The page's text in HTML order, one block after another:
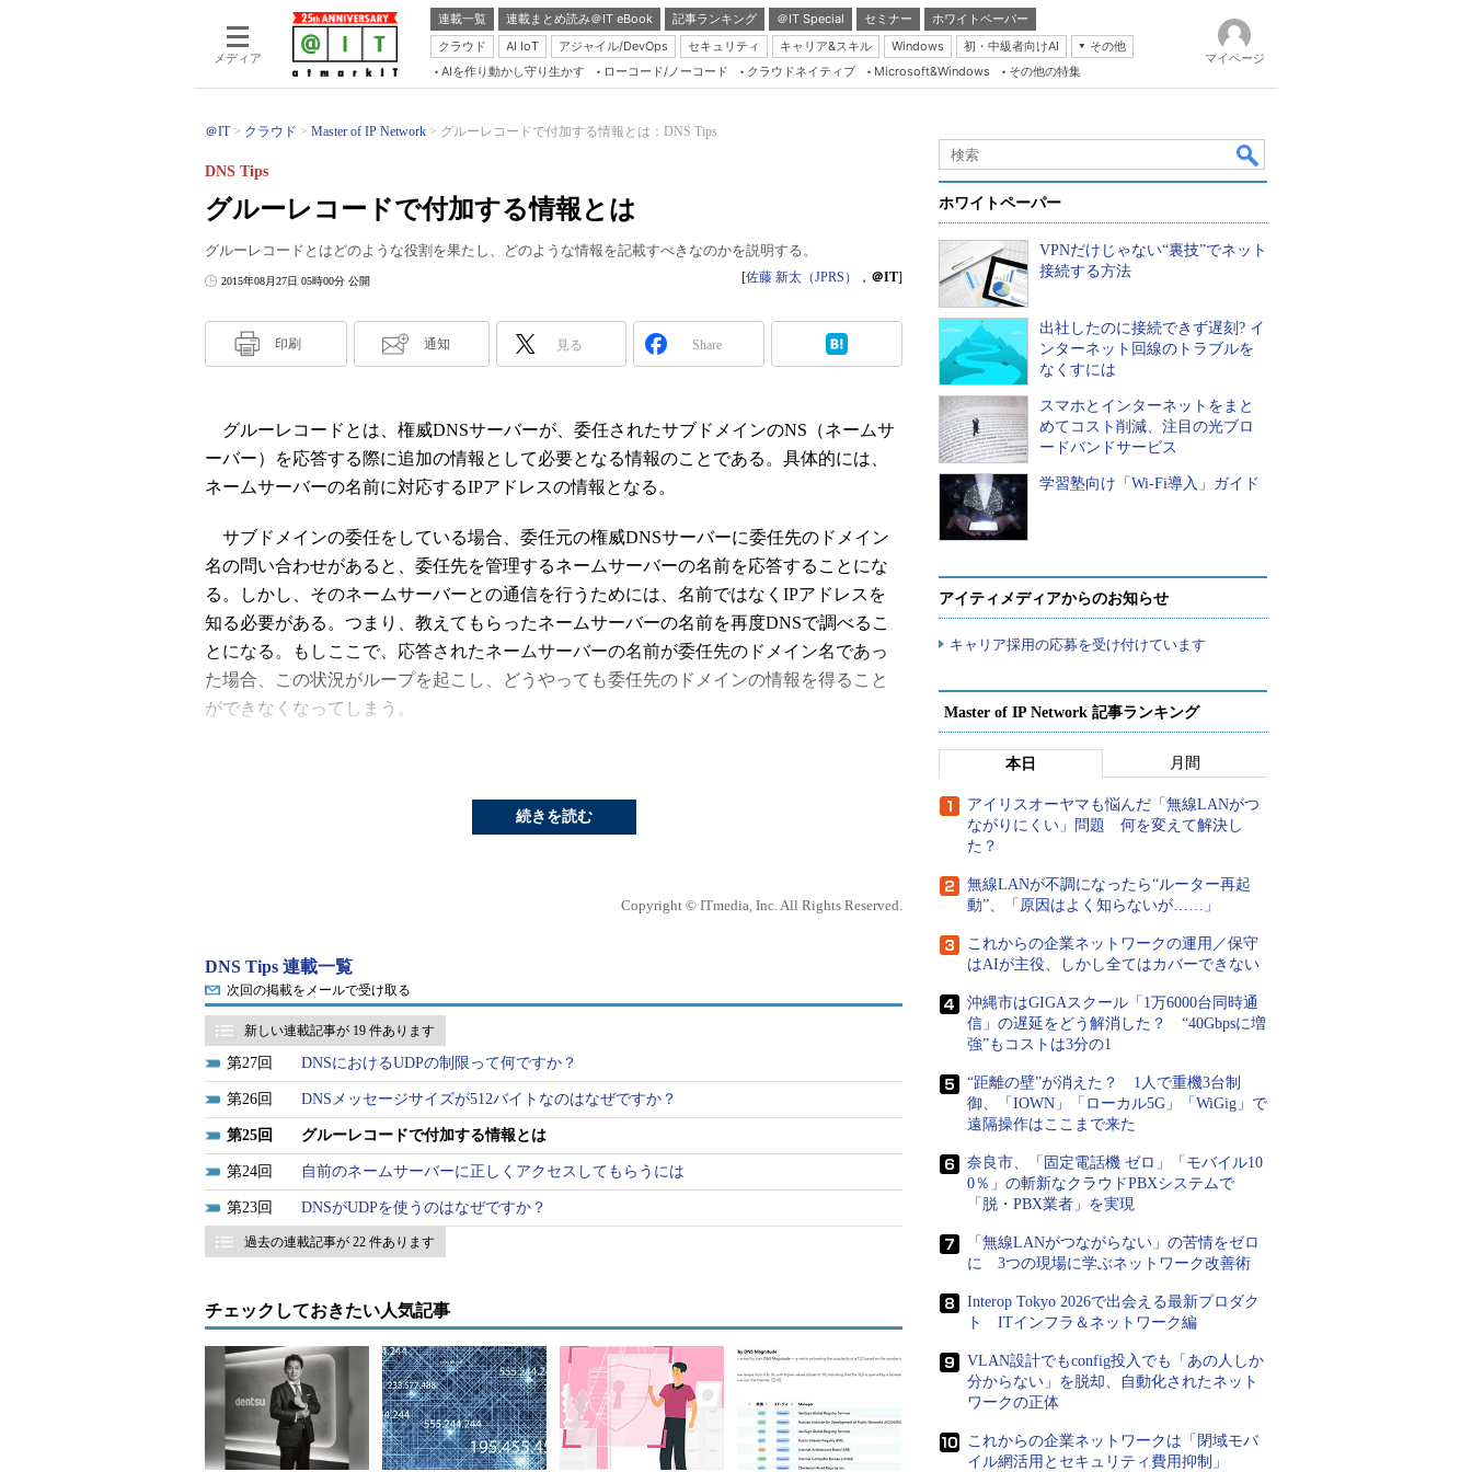
メディア
連載一覧 連載まとめ読み＠IT eBook 記事ランキング ＠IT Special セミナー
ホワイトペーパー
クラウド
AI IoT アジャイル/DevOps セキュリティ キャリア&スキル Windows 初・中級者向けAI
その他
Server & Storage
Database Expert
Master of IP Network
Security & Trust
Insider.NET
AIを作り動かし守り生かす ローコード/ノーコード クラウドネイティブ Microsoft&Windows その他の特集
マイページ
＠IT クラウド Master of IP Network グルーレコードで付加する情報とは：DNS Tips
グルーレコードで付加する情報とは
DNS Tips
グルーレコードとはどのような役割を果たし、どのような情報を記載すべきなのかを説明する。
2015年08月27日 05時00分 公開 [佐藤 新太（JPRS） ， ＠IT]
印刷 通知 見る Share
グルーレコードとは、権威DNSサーバーが、委任されたサブドメインのNS（ネームサ
ーバー）を応答する際に追加の情報として必要となる情報のことである。具体的には、
ネームサーバーの名前に対応するIPアドレスの情報となる。
サブドメインの委任をしている場合、委任元の権威DNSサーバーに委任先のドメイン
名の問い合わせがあると、委任先を管理するネームサーバーの名前を応答することにな
る。しかし、そのネームサーバーとの通信を行うためには、名前ではなくIPアドレスを
知る必要がある。つまり、教えてもらったネームサーバーの名前を再度DNSで調べるこ
とになる。もしここで、応答されたネームサーバーの名前が委任先のドメイン名であっ
た場合、この状況がループを起こし、どうやっても委任先のドメインの情報を得ること
ができなくなってしまう。
例えば、example.jpゾーンのネームサーバーとしてns1.example.jpを指定してある場合、
このグルーレコードは、ドメイン名のツリー構造から考えると権威DNSサーバーが管
理するゾーンからは外れた情報である。しかし、キャッシュDNSサーバーが情報を検索
するためにはどうしても必要となる情報なのである。
実際に権威DNSサーバーが返すグルーレコードをdigコマンドで確認してみよう（リス
ト1）。
% dig +norec @a.dns.jp jprs.jp
; <<>> DiG 9.9.7-P2 <<>> +norec @a.dns.jp jprs.jp
; (2 servers found)
;; global options: +cmd
;; ->>HEADER<<- opcode: QUERY, status: NOERROR, id: 47989
;; OPT PSEUDOSECTION:
; EDNS: version: 0, flags:; udp: 4096
;; QUESTION SECTION:
;jprs.jp. IN A
続きを読む
Copyright © ITmedia, Inc. All Rights Reserved.
DNS Tips 連載一覧
次回の掲載をメールで受け取る
新しい連載記事が 19 件あります
27 DNSにおけるUDPの制限って何ですか？
26 DNSメッセージサイズが512バイトなのはなぜですか？
25 グルーレコードで付加する情報とは
24 自前のネームサーバーに正しくアクセスしてもらうには
23 DNSがUDPを使うのはなぜですか？
過去の連載記事が 22 件あります
チェックしておきたい人気記事
ホワイトペーパー
VPNだけじゃない“裏技”でネット
接続する方法
出社したのに接続できず遅刻? イ
ンターネット回線のトラブルを
なくすには
スマホとインターネットをまと
めてコスト削減、注目の光ブロ
ードバンドサービス
学習塾向け「Wi-Fi導入」ガイド
アイティメディアからのお知らせ
キャリア採用の応募を受け付けています
Master of IP Network 記事ランキング
本日 月間
アイリスオーヤマも悩んだ「無線LANがつ
ながりにくい」問題 何を変えて解決し
た？
無線LANが不調になったら“ルーター再起
動”、「原因はよく知らないが……」
これからの企業ネットワークの運用／保守
はAIが主役、しかし全てはカバーできない
沖縄市はGIGAスクール「1万6000台同時通
信」の遅延をどう解消した？ “40Gbpsに増
強”もコストは3分の1
“距離の壁”が消えた？ 1人で重機3台制
御、「IOWN」「ローカル5G」「WiGig」で
遠隔操作はここまで来た
奈良市、「固定電話機 ゼロ」「モバイル10
0％」の斬新なクラウドPBXシステムで
「脱・PBX業者」を実現
「無線LANがつながらない」の苦情をゼロ
に 3つの現場に学ぶネットワーク改善術
Interop Tokyo 2026で出会える最新プロダク
ト ITインフラ＆ネットワーク編
VLAN設計でもconfig投入でも「あの人しか
分からない」を脱却、自動化されたネット
ワークの正体
これからの企業ネットワークは「閉域モバ
イル網活用とセキュリティ費用抑制」